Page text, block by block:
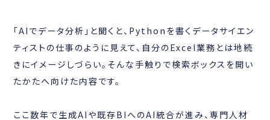
「AIでデータ分析」と聞くと、Pythonを書くデータサイエン
ティストの仕事のように見えて、自分のExcel業務とは地続
きにイメージしづらい。そんな手触りで検索ボックスを開い
たかたへ向けた内容です。
ここ数年で生成AIや既存BIへのAI統合が進み、専門人材